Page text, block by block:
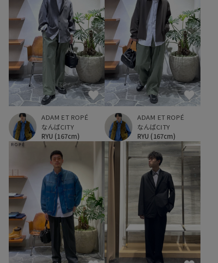
ADAM ET ROPÉ
なんばCITY
RYU (167cm)
ADAM ET ROPÉ
なんばCITY
RYU (167cm)